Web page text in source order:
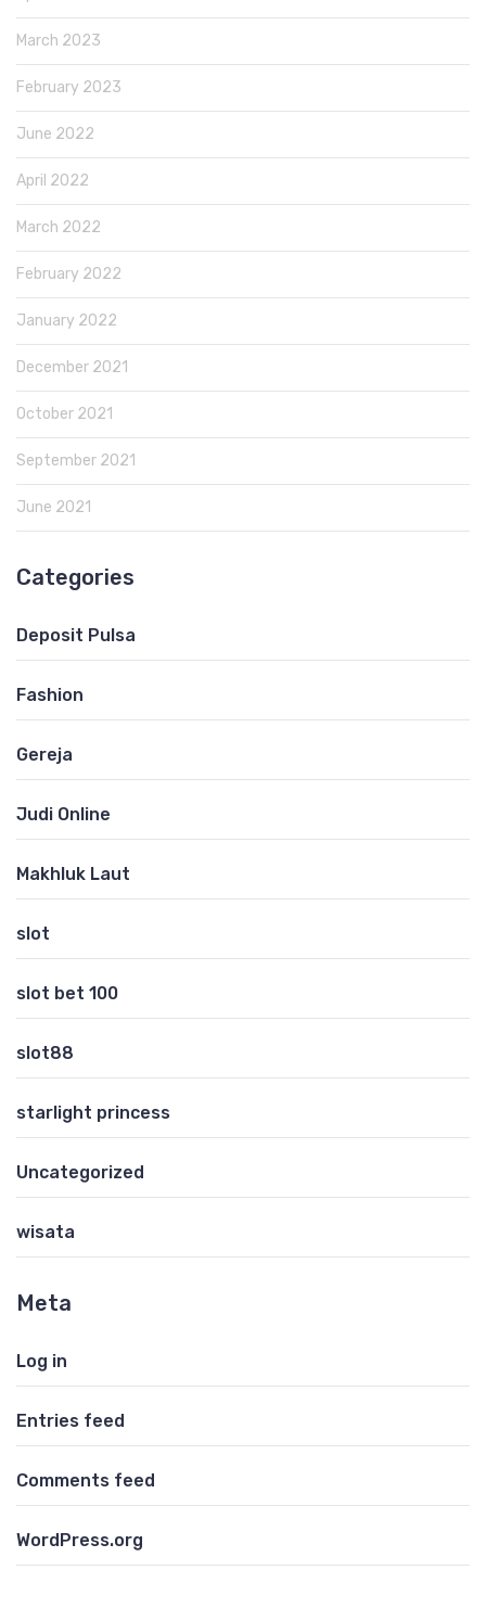
March 2023
February 2023
June 2022
April 2022
March 2022
February 2022
January 2022
December 2021
October 2021
September 2021
June 2021
Categories
Deposit Pulsa
Fashion
Gereja
Judi Online
Makhluk Laut
slot
slot bet 100
slot88
starlight princess
Uncategorized
wisata
Meta
Log in
Entries feed
Comments feed
WordPress.org